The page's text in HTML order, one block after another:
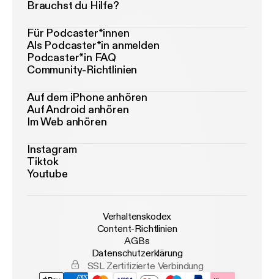
Brauchst du Hilfe?
Für Podcaster*innen
Als Podcaster*in anmelden
Podcaster*in FAQ
Community-Richtlinien
Auf dem iPhone anhören
Auf Android anhören
Im Web anhören
Instagram
Tiktok
Youtube
Verhaltenskodex
Content-Richtlinien
AGBs
Datenschutzerklärung
SSL Zertifizierte Verbindung